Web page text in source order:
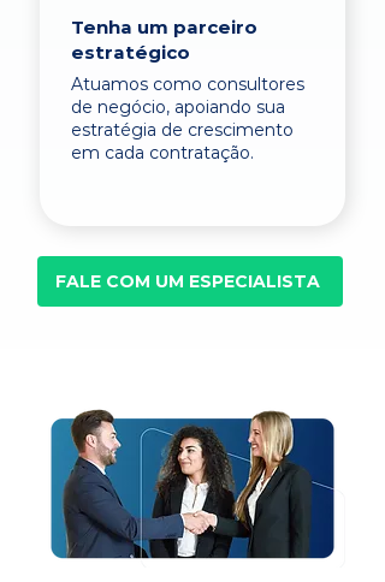
Tenha um parceiro
estratégico
Atuamos como consultores
de negócio, apoiando sua
estratégia de crescimento
em cada contratação.
FALE COM UM ESPECIALISTA